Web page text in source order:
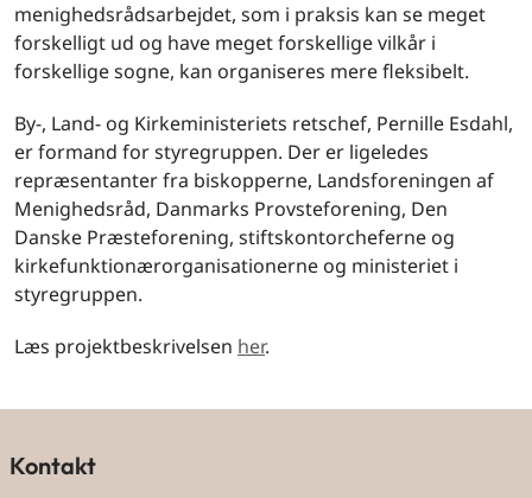
menighedsrådsarbejdet, som i praksis kan se meget
forskelligt ud og have meget forskellige vilkår i
forskellige sogne, kan organiseres mere fleksibelt.
By-, Land- og Kirkeministeriets retschef, Pernille Esdahl,
er formand for styregruppen. Der er ligeledes
repræsentanter fra biskopperne, Landsforeningen af
Menighedsråd, Danmarks Provsteforening, Den
Danske Præsteforening, stiftskontorcheferne og
kirkefunktionærorganisationerne og ministeriet i
styregruppen.
Læs projektbeskrivelsen her.
Kontakt